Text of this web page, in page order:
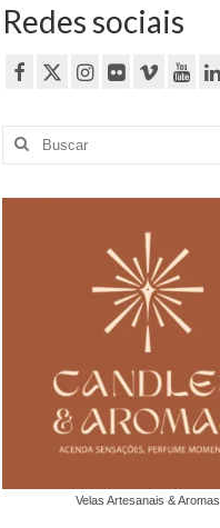
Redes sociais
Buscar
Velas Artesanais & Aromas